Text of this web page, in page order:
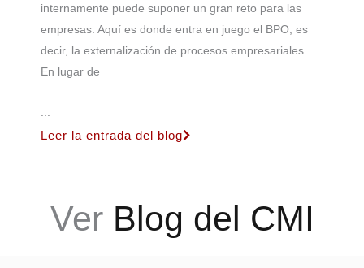
internamente puede suponer un gran reto para las
empresas. Aquí es donde entra en juego el BPO, es
decir, la externalización de procesos empresariales.
En lugar de
Leer la entrada del blog
Ver Blog del CMI